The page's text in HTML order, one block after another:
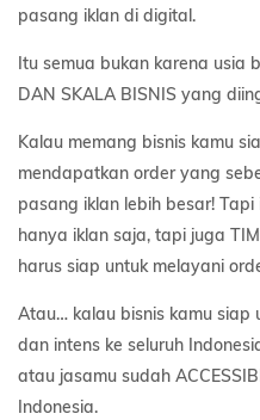
pasang iklan di digital.
Itu semua bukan karena usia
DAN SKALA BISNIS yang
Kalau memang bisnis kamu
mendapatkan order yang
pasang iklan lebih besar!
hanya iklan saja, tapi juga
harus siap untuk melayani
Atau… kalau bisnis kamu siap
dan intens ke seluruh
atau jasamu sudah
Indonesia.